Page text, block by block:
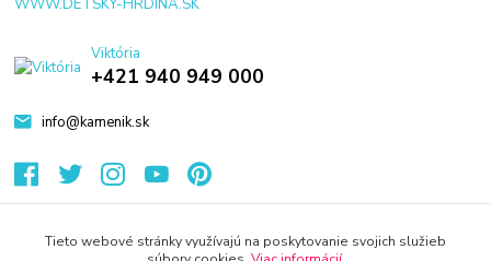
WWW.DETSKY-HRDINA.SK
Viktória
+421 940 949 000
info@kamenik.sk
Tieto webové stránky využívajú na poskytovanie svojich služieb